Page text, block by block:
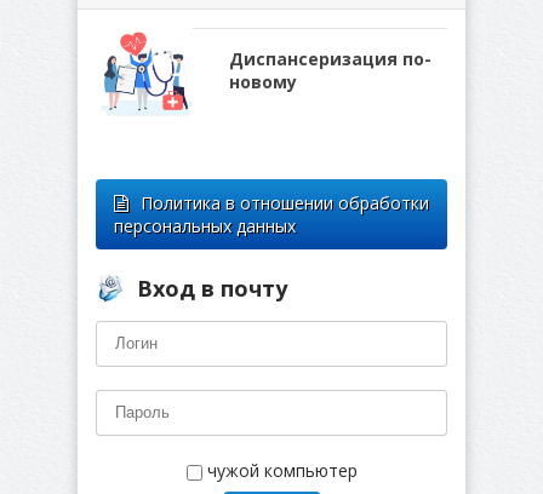
Диспансеризация по-
новому
Политика в отношении обработки
персональных данных
Вход в почту
чужой компьютер